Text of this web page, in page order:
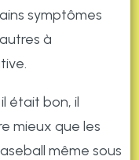
symptômes
à
était bon, il
mieux que les
même sous